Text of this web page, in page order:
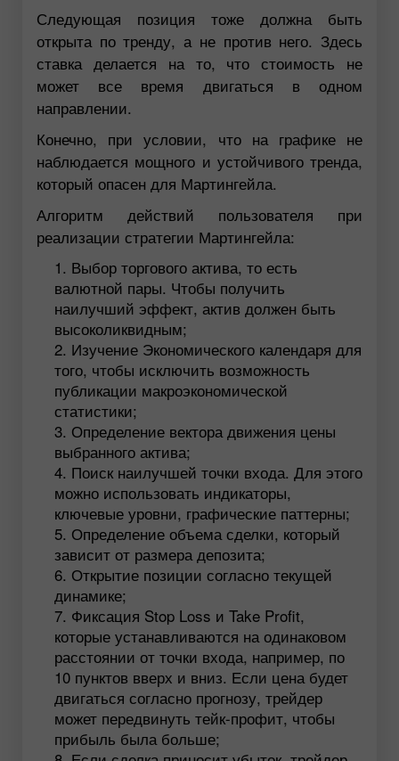
Следующая позиция тоже должна быть
открыта по тренду, а не против него. Здесь
ставка делается на то, что стоимость не
может все время двигаться в одном
направлении.
Конечно, при условии, что на графике не
наблюдается мощного и устойчивого тренда,
который опасен для Мартингейла.
Алгоритм действий пользователя при
реализации стратегии Мартингейла:
Выбор торгового актива, то есть
валютной пары. Чтобы получить
наилучший эффект, актив должен быть
высоколиквидным;
Изучение Экономического календаря для
того, чтобы исключить возможность
публикации макроэкономической
статистики;
Определение вектора движения цены
выбранного актива;
Поиск наилучшей точки входа. Для этого
можно использовать индикаторы,
ключевые уровни, графические паттерны;
Определение объема сделки, который
зависит от размера депозита;
Открытие позиции согласно текущей
динамике;
Фиксация Stop Loss и Take Profit,
которые устанавливаются на одинаковом
расстоянии от точки входа, например, по
10 пунктов вверх и вниз. Если цена будет
двигаться согласно прогнозу, трейдер
может передвинуть тейк-профит, чтобы
прибыль была больше;